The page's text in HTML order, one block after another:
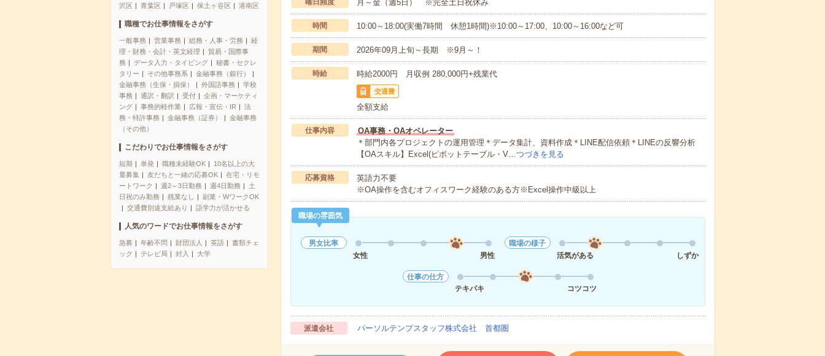
沢区
青葉区 戸塚区 保土ヶ谷区 港南区
職種でお仕事情報をさがす
一般事務 営業事務 総務・人事・労務
経
理・財務・会計・英文経理
貿易・国際事
務
データ入力・タイピング
秘書・セクレ
タリー
その他事務系
金融事務（銀行）
金融事務（生保・損保）
外国語事務
学校
事務
通訳・翻訳 受付
企画・マーケティ
ング
事務的軽作業 広報・宣伝・IR
法
務・特許事務
金融事務（証券）
金融事務
（その他）
こだわりでお仕事情報をさがす
短期 単発 職種未経験OK
10名以上の大
量募集
友だちと一緒の応募OK
在宅・リモ
ートワーク
週2～3日勤務 週4日勤務
土
日祝のみ勤務
残業なし
副業・WワークOK
交通費別途支給あり
語学力が活かせる
人気のワードでお仕事情報をさがす
急募 年齢不問 財団法人 英語
書類チェ
ック
テレビ局 封入 大学
曜日頻度 月～金（週5日） ※完全土日祝休み
時間 10:00～18:00(実働7時間 休憩1時間)※10:00～17:00、10:00～16:00など可
期間 2026年09月上旬～長期 ※9月～！
時給 時給2000円 月収例 280,000円+残業代
交通費
全額支給
仕事内容
OA事務・OAオペレーター
＊部門内各プロジェクトの運用管理＊データ集計、資料作成＊LINE配信依頼＊LINEの反響分析
【OAスキル】Excel(ピボットテーブル・V…つづきを見る
応募資格
英語力不要
※OA操作を含むオフィスワーク経験のある方※Excel操作中級以上
職場の雰囲気
男女比率
女性
男性
職場の様子
活気がある
しずか
仕事の仕方
テキパキ
コツコツ
派遣会社 パーソルテンプスタッフ株式会社 首都圏